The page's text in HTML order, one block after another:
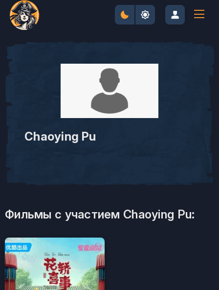
Chaoying Pu
Фильмы с участием Chaoying Pu: